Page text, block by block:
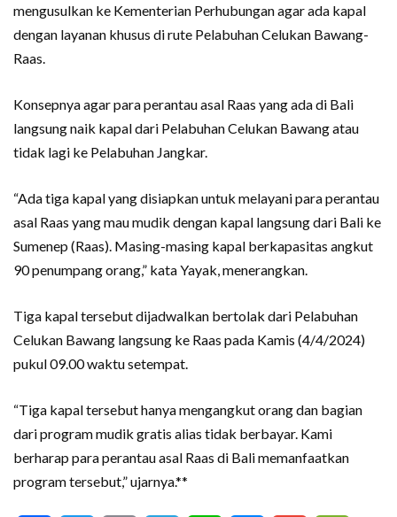
mengusulkan ke Kementerian Perhubungan agar ada kapal
dengan layanan khusus di rute Pelabuhan Celukan Bawang-
Raas.
Konsepnya agar para perantau asal Raas yang ada di Bali
langsung naik kapal dari Pelabuhan Celukan Bawang atau
tidak lagi ke Pelabuhan Jangkar.
“Ada tiga kapal yang disiapkan untuk melayani para perantau
asal Raas yang mau mudik dengan kapal langsung dari Bali ke
Sumenep (Raas). Masing-masing kapal berkapasitas angkut
90 penumpang orang,” kata Yayak, menerangkan.
Tiga kapal tersebut dijadwalkan bertolak dari Pelabuhan
Celukan Bawang langsung ke Raas pada Kamis (4/4/2024)
pukul 09.00 waktu setempat.
“Tiga kapal tersebut hanya mengangkut orang dan bagian
dari program mudik gratis alias tidak berbayar. Kami
berharap para perantau asal Raas di Bali memanfaatkan
program tersebut,” ujarnya.**